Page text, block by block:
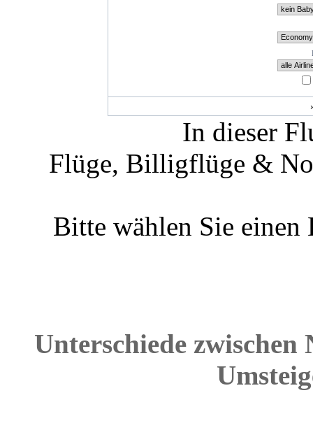
In dieser
Flüge, Billigflüge &
Bitte wählen Sie
Unterschiede